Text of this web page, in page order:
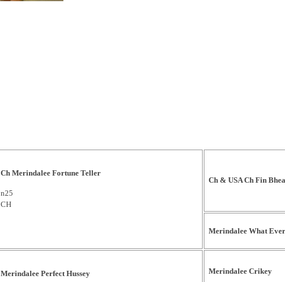
Ch Merindalee Fortune Teller
n25
CH
Ch & USA Ch Fin
Merindalee What Ever
Merindalee Perfect Hussey Merindalee Crikey